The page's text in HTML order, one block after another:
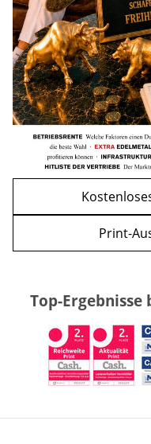
Print-
Top-